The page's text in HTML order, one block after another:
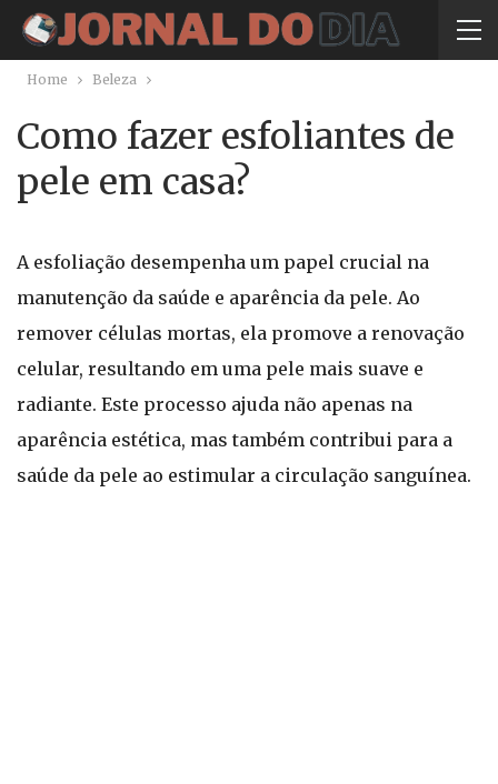
Home Beleza
Como fazer esfoliantes de
pele em casa?
A esfoliação desempenha um papel crucial na
manutenção da saúde e aparência da pele. Ao
remover células mortas, ela promove a renovação
celular, resultando em uma pele mais suave e
radiante. Este processo ajuda não apenas na
aparência estética, mas também contribui para a
saúde da pele ao estimular a circulação sanguínea.